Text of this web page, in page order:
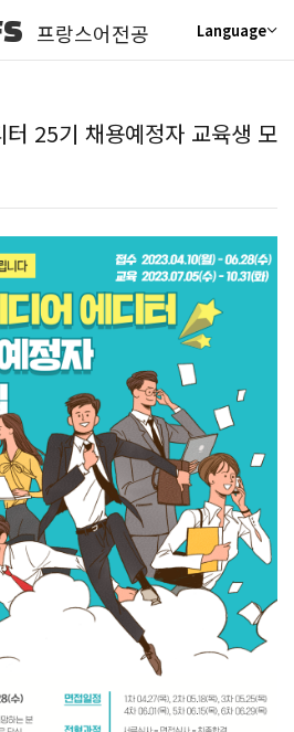
프랑스어전공 Language
25기 채용예정자 교육생 모